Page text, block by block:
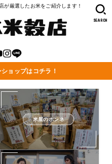
が厳選したお米をご紹介します！
SEARCH
ョップはコチラ！
米屋のホンネ